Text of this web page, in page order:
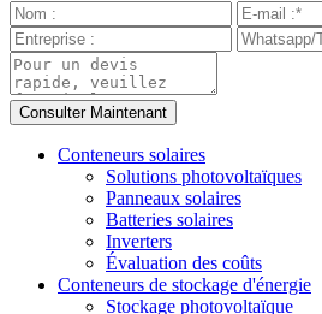
Conteneurs solaires
Solutions photovoltaïques
Panneaux solaires
Batteries solaires
Inverters
Évaluation des coûts
Conteneurs de stockage d'énergie
Stockage photovoltaïque